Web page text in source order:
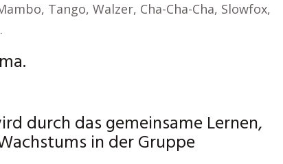
Tango, Walzer, Cha-Cha-Cha, Slowfox,
durch das gemeinsame Lernen,
in der Gruppe